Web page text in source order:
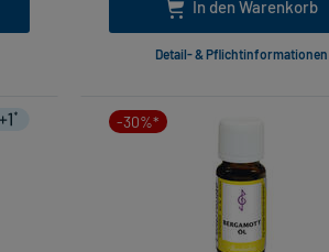
In den Warenkorb
Detail- & Pflichtinformationen
-30%*